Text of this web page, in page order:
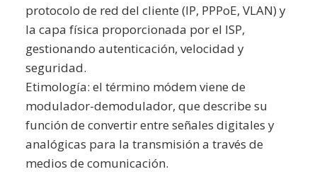
protocolo de red del cliente (IP, PPPoE, VLAN) y
la capa física proporcionada por el ISP,
gestionando autenticación, velocidad y
seguridad.
Etimología: el término módem viene de
modulador-demodulador, que describe su
función de convertir entre señales digitales y
analógicas para la transmisión a través de
medios de comunicación.